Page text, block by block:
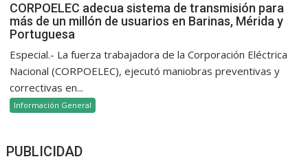
CORPOELEC adecua sistema de transmisión para
más de un millón de usuarios en Barinas, Mérida y
Portuguesa
Especial.- La fuerza trabajadora de la Corporación Eléctrica
Nacional (CORPOELEC), ejecutó maniobras preventivas y
correctivas en...
Información General
PUBLICIDAD